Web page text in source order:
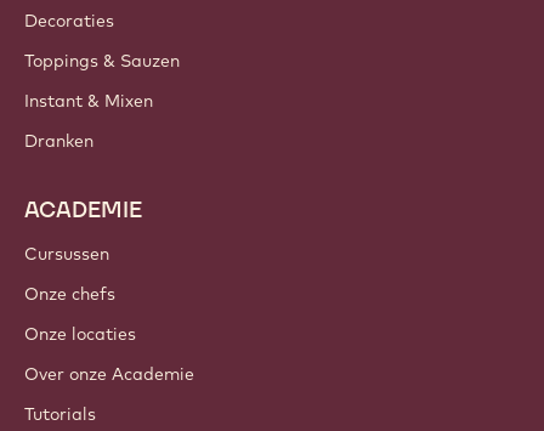
Decoraties
Toppings & Sauzen
Instant & Mixen
Dranken
ACADEMIE
Cursussen
Onze chefs
Onze locaties
Over onze Academie
Tutorials